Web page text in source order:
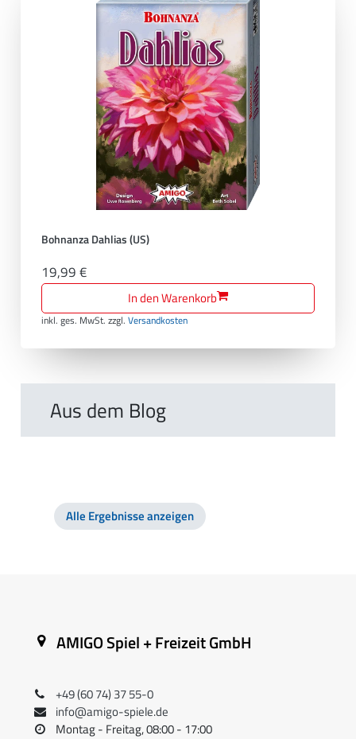
Bohnanza Dahlias (US)
19,99 €
In den Warenkorb
inkl. ges. MwSt. zzgl.Versandkosten
Aus dem Blog
Alle Ergebnisse anzeigen
AMIGO Spiel + Freizeit GmbH
+49 (60 74) 37 55-0
info@amigo-spiele.de
Montag - Freitag, 08:00 - 17:00